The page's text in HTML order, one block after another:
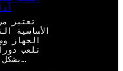
تعتبر
الأساسية
الجهاز
تلعب
بشكل متساوٍ داخل الغرفة، كم…